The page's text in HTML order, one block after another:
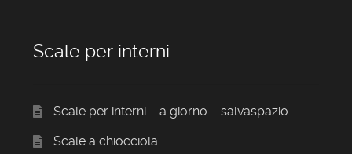
Scale per interni
Scale per interni – a giorno – salvaspazio
Scale a chiocciola